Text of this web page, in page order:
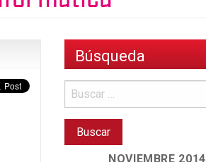
Búsqueda
NOVIEMBRE 2014